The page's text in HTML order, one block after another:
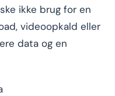
ikke brug for en
videoopkald eller
data og en